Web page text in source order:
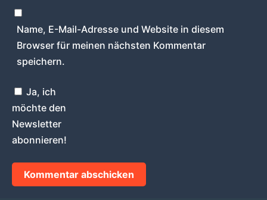
Name, E-Mail-Adresse und Website in diesem
Browser für meinen nächsten Kommentar
speichern.
Ja, ich
möchte den
Newsletter
abonnieren!